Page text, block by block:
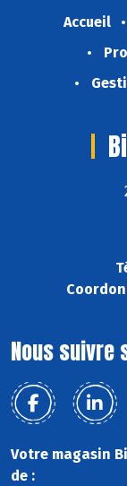
Accueil
Nous suivre
Votre magasin
de :